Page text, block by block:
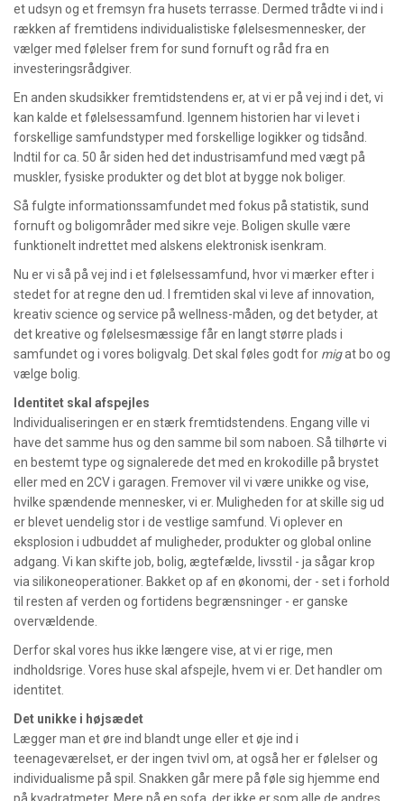
et udsyn og et fremsyn fra husets terrasse. Dermed trådte vi ind i
rækken af fremtidens individualistiske følelsesmennesker, der
vælger med følelser frem for sund fornuft og råd fra en
investeringsrådgiver.
En anden skudsikker fremtidstendens er, at vi er på vej ind i det, vi
kan kalde et følelsessamfund. Igennem historien har vi levet i
forskellige samfundstyper med forskellige logikker og tidsånd.
Indtil for ca. 50 år siden hed det industrisamfund med vægt på
muskler, fysiske produkter og det blot at bygge nok boliger.
Så fulgte informationssamfundet med fokus på statistik, sund
fornuft og boligområder med sikre veje. Boligen skulle være
funktionelt indrettet med alskens elektronisk isenkram.
Nu er vi så på vej ind i et følelsessamfund, hvor vi mærker efter i
stedet for at regne den ud. I fremtiden skal vi leve af innovation,
kreativ science og service på wellness-måden, og det betyder, at
det kreative og følelsesmæssige får en langt større plads i
samfundet og i vores boligvalg. Det skal føles godt for migat bo og
vælge bolig.
Identitet skal afspejles
Individualiseringen er en stærk fremtidstendens. Engang ville vi
have det samme hus og den samme bil som naboen. Så tilhørte vi
en bestemt type og signalerede det med en krokodille på brystet
eller med en 2CV i garagen. Fremover vil vi være unikke og vise,
hvilke spændende mennesker, vi er. Muligheden for at skille sig ud
er blevet uendelig stor i de vestlige samfund. Vi oplever en
eksplosion i udbuddet af muligheder, produkter og global online
adgang. Vi kan skifte job, bolig, ægtefælde, livsstil - ja sågar krop
via silikoneoperationer. Bakket op af en økonomi, der - set i forhold
til resten af verden og fortidens begrænsninger - er ganske
overvældende.
Derfor skal vores hus ikke længere vise, at vi er rige, men
indholdsrige. Vores huse skal afspejle, hvem vi er. Det handler om
identitet.
Det unikke i højsædet
Lægger man et øre ind blandt unge eller et øje ind i
teenageværelset, er der ingen tvivl om, at også her er følelser og
individualisme på spil. Snakken går mere på føle sig hjemme end